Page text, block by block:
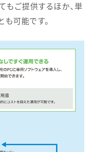
もご提供するほか、単
可能です。